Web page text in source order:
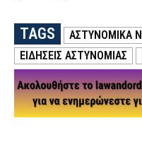
TAGS ΑΣΤΥΝΟΜΙΚΑ
ΕΙΔΗΣΕΙΣ ΑΣΤΥΝΟΜΙΑΣ